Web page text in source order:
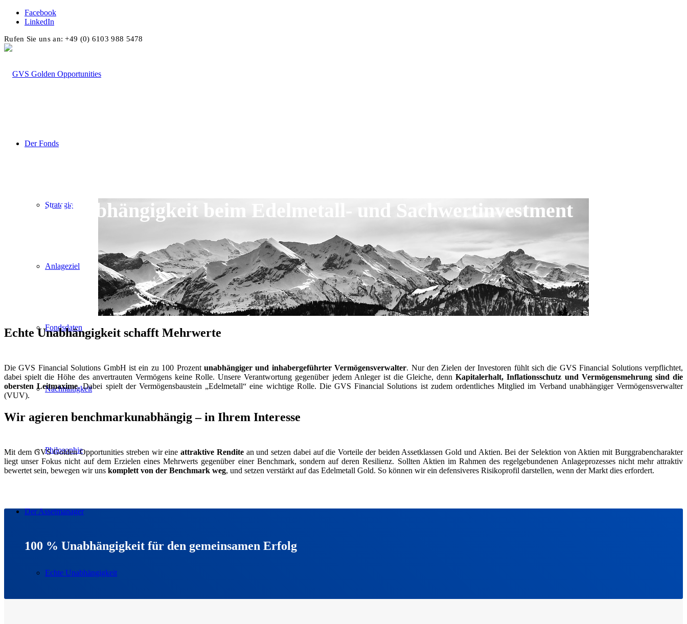
Facebook
LinkedIn
Rufen Sie uns an: +49 (0) 6103 988 5478
Der Fonds
Strategie
Anlageziel
Fondsdaten
Nachhaltigkeit
Philosophie
Der Assetmanager
Echte Unabhängigkeit
Echte Unabhängigkeit beim Edelmetall- und Sachwertinvestment
Echte Unabhängigkeit schafft Mehrwerte
Die GVS Financial Solutions GmbH ist ein zu 100 Prozent unabhängiger und inhabergeführter Vermögensverwalter. Nur den Zielen der Investoren fühlt sich die GVS Financial Solutions verpflichtet,
dabei spielt die Höhe des anvertrauten Vermögens keine Rolle. Unsere Verantwortung gegenüber jedem Anleger ist die Gleiche, dennKapitalerhalt, Inflationsschutz und Vermögensmehrung sind die
obersten Leitmaxime. Dabei spielt der Vermögensbaustein „Edelmetall“ eine wichtige Rolle. Die GVS Financial Solutions ist zudem ordentliches Mitglied im Verband unabhängiger Vermögensverwalter
(VUV).
Wir agieren benchmarkunabhängig – in Ihrem Interesse
Mit dem GVS Golden Opportunities streben wir eineattraktive Renditean und setzen dabei auf die Vorteile der beiden Assetklassen Gold und Aktien. Bei der Selektion von Aktien mit Burggrabencharakter
liegt unser Fokus nicht auf dem Erzielen eines Mehrwerts gegenüber einer Benchmark, sondern auf deren Resilienz. Sollten Aktien im Rahmen des regelgebundenen Anlageprozesses nicht mehr attraktiv
bewertet sein, bewegen wir uns komplett von der Benchmark weg, und setzen verstärkt auf das Edelmetall Gold. So können wir ein defensiveres Risikoprofil darstellen, wenn der Markt dies erfordert.
100 % Unabhängigkeit für den gemeinsamen Erfolg